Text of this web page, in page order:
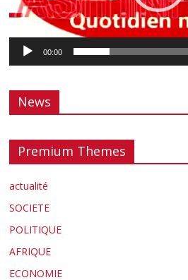
00:00
News
Premium Themes
actualité
SOCIETE
POLITIQUE
AFRIQUE
ECONOMIE